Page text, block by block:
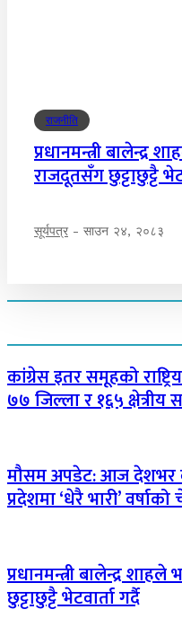
राजनीति
प्रधानमन्त्री बालेन्द्र
राजदूतसँग छुट्टाछुट्टै
सूर्यपत्र - साउन २४, २०८३
कांग्रेस इतर समूहको
७७ जिल्ला र १६५ क्षेत्रीय
मौसम अपडेट: आज देशभर
प्रदेशमा ‘धेरै भारी’
प्रधानमन्त्री बालेन्द्र
छुट्टाछुट्टै भेटवार्ता गर्दै